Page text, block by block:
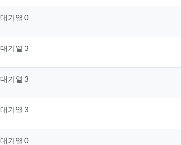
대기열 0
대기열 3
대기열 3
대기열 3
대기열 0